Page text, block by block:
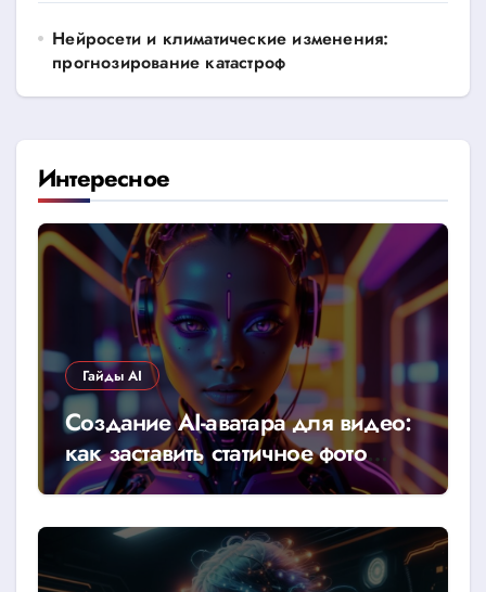
Нейросети и климатические изменения:
прогнозирование катастроф
Интересное
Гайды AI
Создание AI-аватара для видео:
как заставить статичное фото
говорить